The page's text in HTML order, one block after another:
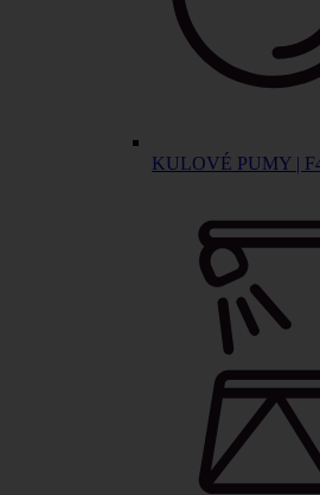
KULOVÉ PUMY |